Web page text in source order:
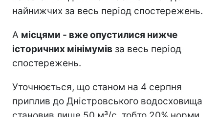
найнижчих за весь період спостережень.
А місцями - вже опустилися нижче
історичних мінімумів за весь період
спостережень.
Уточнюється, що станом на 4 серпня
приплив до Дністровського водосховища